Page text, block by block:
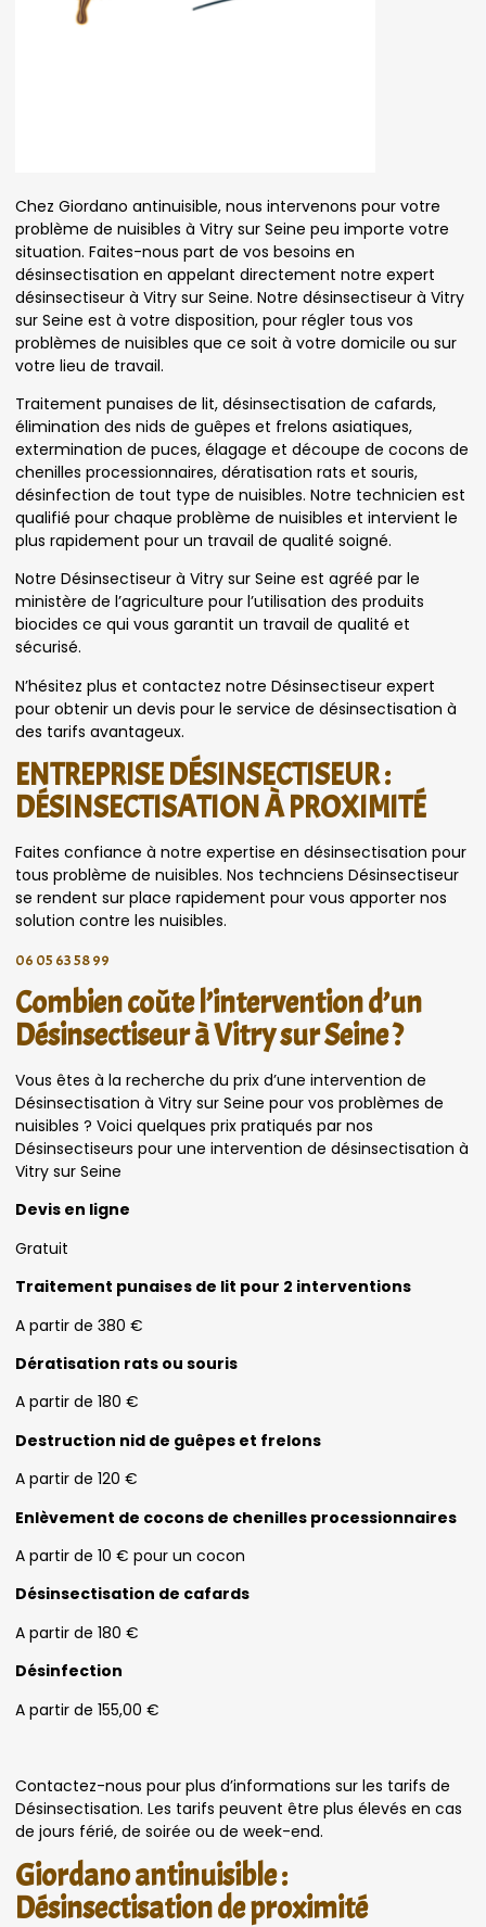
Chez Giordano antinuisible, nous intervenons pour votre
problème de nuisibles à Vitry sur Seine peu importe votre
situation. Faites-nous part de vos besoins en
désinsectisation en appelant directement notre expert
désinsectiseur à Vitry sur Seine. Notre désinsectiseur à Vitry
sur Seine est à votre disposition, pour régler tous vos
problèmes de nuisibles que ce soit à votre domicile ou sur
votre lieu de travail.
Traitement punaises de lit, désinsectisation de cafards,
élimination des nids de guêpes et frelons asiatiques,
extermination de puces, élagage et découpe de cocons de
chenilles processionnaires, dératisation rats et souris,
désinfection de tout type de nuisibles. Notre technicien est
qualifié pour chaque problème de nuisibles et intervient le
plus rapidement pour un travail de qualité soigné.
Notre Désinsectiseur à Vitry sur Seine est agréé par le
ministère de l’agriculture pour l’utilisation des produits
biocides ce qui vous garantit un travail de qualité et
sécurisé.
N’hésitez plus et contactez notre Désinsectiseur expert
pour obtenir un devis pour le service de désinsectisation à
des tarifs avantageux.
ENTREPRISE DÉSINSECTISEUR :
DÉSINSECTISATION À PROXIMITÉ
Faites confiance à notre expertise en désinsectisation pour
tous problème de nuisibles. Nos technciens Désinsectiseur
se rendent sur place rapidement pour vous apporter nos
solution contre les nuisibles.
06 05 63 58 99
Combien coûte l’intervention d’un
Désinsectiseur à Vitry sur Seine ?
Vous êtes à la recherche du prix d’une intervention de
Désinsectisation à Vitry sur Seine pour vos problèmes de
nuisibles ? Voici quelques prix pratiqués par nos
Désinsectiseurs pour une intervention de désinsectisation à
Vitry sur Seine
Devis en ligne
Gratuit
Traitement punaises de lit pour 2 interventions
A partir de 380 €
Dératisation rats ou souris
A partir de 180 €
Destruction nid de guêpes et frelons
A partir de 120 €
Enlèvement de cocons de chenilles processionnaires
A partir de 10 € pour un cocon
Désinsectisation de cafards
A partir de 180 €
Désinfection
A partir de 155,00 €
Contactez-nous pour plus d’informations sur les tarifs de
Désinsectisation. Les tarifs peuvent être plus élevés en cas
de jours férié, de soirée ou de week-end.
Giordano antinuisible :
Désinsectisation de proximité